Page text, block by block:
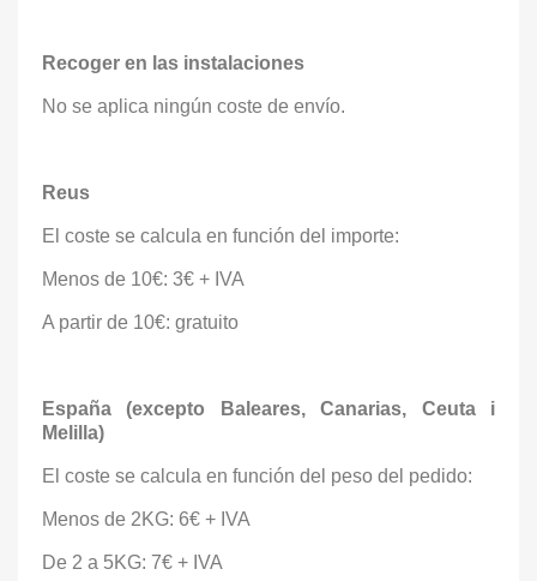
Recoger en las instalaciones
No se aplica ningún coste de envío.
Reus
El coste se calcula en función del importe:
Menos de 10€: 3€ + IVA
A partir de 10€: gratuito
España (excepto Baleares, Canarias, Ceuta i
Melilla)
El coste se calcula en función del peso del pedido:
Menos de 2KG: 6€ + IVA
De 2 a 5KG: 7€ + IVA